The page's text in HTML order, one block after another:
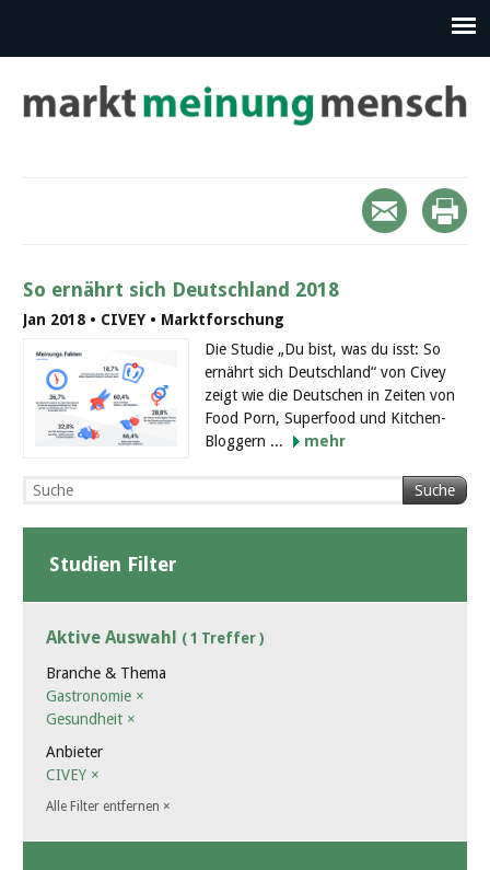
So ernährt sich Deutschland 2018
Jan 2018 • CIVEY • Marktforschung
Die Studie „Du bist, was du isst: So
ernährt sich Deutschland“ von Civey
zeigt wie die Deutschen in Zeiten von
Food Porn, Superfood und Kitchen-
Bloggern ...
mehr
Suche
Studien Filter
Aktive Auswahl ( 1 Treffer )
Branche & Thema
Gastronomie ×
Gesundheit ×
Anbieter
CIVEY ×
Alle Filter entfernen ×